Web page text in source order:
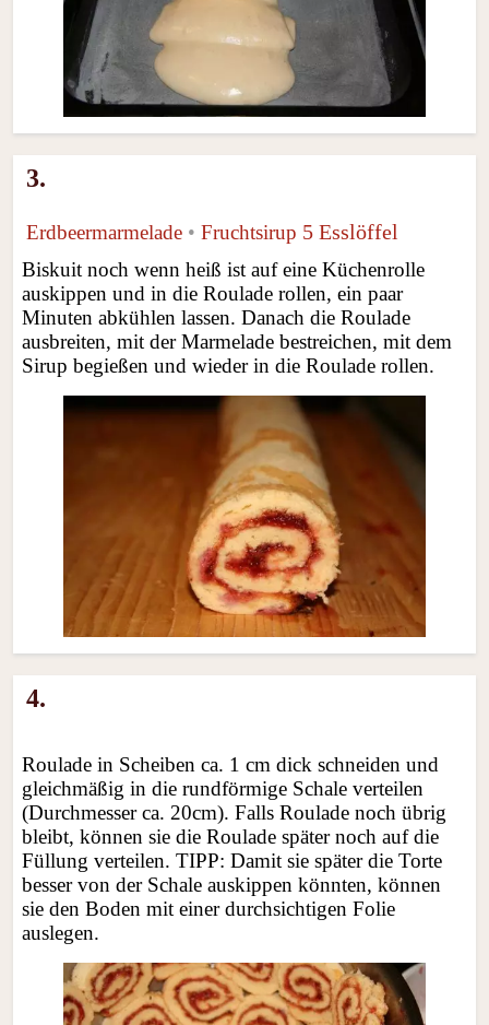
3.
Erdbeermarmelade • Fruchtsirup 5 Esslöffel
Biskuit noch wenn heiß ist auf eine Küchenrolle
auskippen und in die Roulade rollen, ein paar
Minuten abkühlen lassen. Danach die Roulade
ausbreiten, mit der Marmelade bestreichen, mit dem
Sirup begießen und wieder in die Roulade rollen.
4.
Roulade in Scheiben ca. 1 cm dick schneiden und
gleichmäßig in die rundförmige Schale verteilen
(Durchmesser ca. 20cm). Falls Roulade noch übrig
bleibt, können sie die Roulade später noch auf die
Füllung verteilen. TIPP: Damit sie später die Torte
besser von der Schale auskippen könnten, können
sie den Boden mit einer durchsichtigen Folie
auslegen.